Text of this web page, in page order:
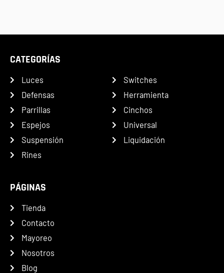
CATEGORÍAS
Luces
Defensas
Parrillas
Espejos
Suspensión
Rines
Switches
Herramienta
Cinchos
Universal
Liquidación
PÁGINAS
Tienda
Contacto
Mayoreo
Nosotros
Blog